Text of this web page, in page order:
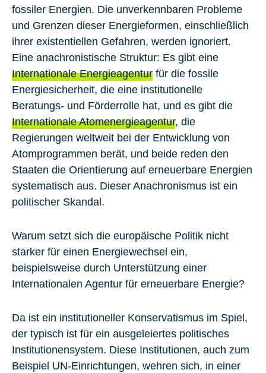
fossiler Energien. Die unverkennbaren Probleme
und Grenzen dieser Energieformen, einschließlich
ihrer existentiellen Gefahren, werden ignoriert.
Eine anachronistische Struktur: Es gibt eine
Internationale Energieagentur für die fossile
Energiesicherheit, die eine institutionelle
Beratungs- und Förderrolle hat, und es gibt die
Internationale Atomenergieagentur, die
Regierungen weltweit bei der Entwicklung von
Atomprogrammen berät, und beide reden den
Staaten die Orientierung auf erneuerbare Energien
systematisch aus. Dieser Anachronismus ist ein
politischer Skandal.
Warum setzt sich die europäische Politik nicht
starker für einen Energiewechsel ein,
beispielsweise durch Unterstützung einer
Internationalen Agentur für erneuerbare Energie?
Da ist ein institutioneller Konservatismus im Spiel,
der typisch ist für ein ausgeleiertes politisches
Institutionensystem. Diese Institutionen, auch zum
Beispiel UN-Einrichtungen, wehren sich, in einer